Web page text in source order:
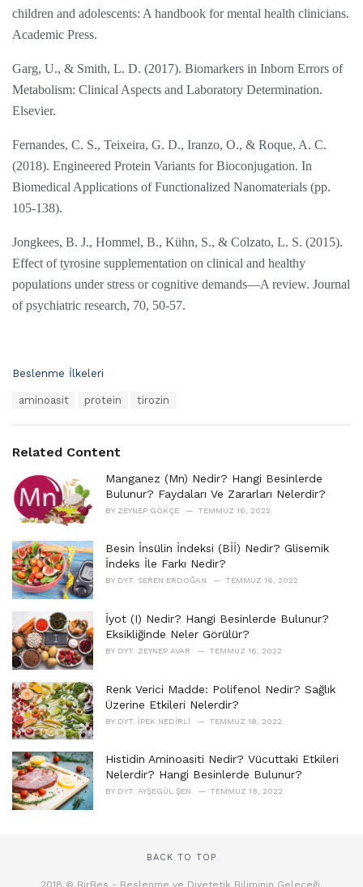
children and adolescents: A handbook for mental health clinicians.
Academic Press.
Garg, U., & Smith, L. D. (2017). Biomarkers in Inborn Errors of
Metabolism: Clinical Aspects and Laboratory Determination.
Elsevier.
Fernandes, C. S., Teixeira, G. D., Iranzo, O., & Roque, A. C.
(2018). Engineered Protein Variants for Bioconjugation. In
Biomedical Applications of Functionalized Nanomaterials (pp.
105-138).
Jongkees, B. J., Hommel, B., Kühn, S., & Colzato, L. S. (2015).
Effect of tyrosine supplementation on clinical and healthy
populations under stress or cognitive demands—A review. Journal
of psychiatric research, 70, 50-57.
C
r
e
s
Beslenme İlkeleri
:
aminoasit protein tirozin
Related Content
Manganez (Mn) Nedir? Hangi Besinlerde
Bulunur? Faydaları Ve Zararları Nelerdir?
BY ZEYNEP GÖKÇE TEMMUZ 16, 2022
Besin İnsülin İndeksi (Bİİ) Nedir? Glisemik
İndeks İle Farkı Nedir?
BY DYT. SEREN ERDOĞAN TEMMUZ 16, 2022
İyot (I) Nedir? Hangi Besinlerde Bulunur?
Eksikliğinde Neler Görülür?
BY DYT. ZEYNEP AVAR TEMMUZ 16, 2022
Renk Verici Madde: Polifenol Nedir? Sağlık
Üzerine Etkileri Nelerdir?
BY DYT. İPEK NEDIRLI TEMMUZ 18, 2022
Histidin Aminoasiti Nedir? Vücuttaki Etkileri
Nelerdir? Hangi Besinlerde Bulunur?
BY DYT. AYŞEGÜL ŞEN TEMMUZ 18, 2022
BACK TO TOP
2018 © BirBes - Beslenme ve Diyetetik Biliminin Geleceği.